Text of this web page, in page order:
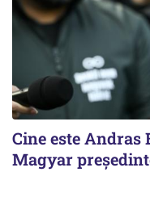
Cine este Andras
Magyar